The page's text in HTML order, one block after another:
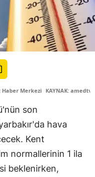
Haber Merkezi KAYNAK:
son
hava
Kent
normallerinin 1 ila
beklenirken,